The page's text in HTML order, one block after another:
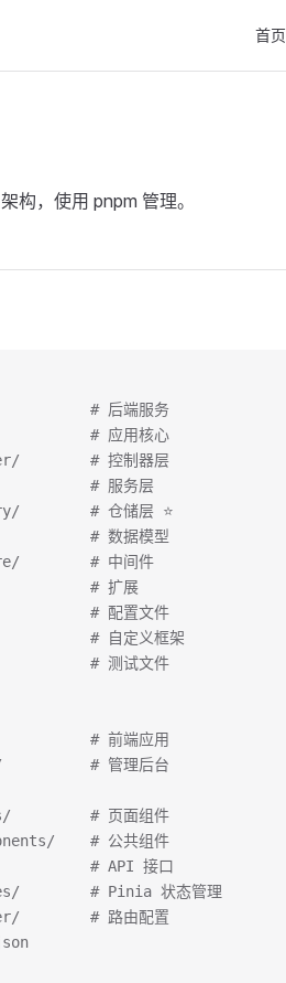
首页
构，使用 pnpm 管理。
# 后端服务
# 应用核心
# 控制器层
# 服务层
# 仓储层 ⭐
# 数据模型
# 中间件
# 扩展
# 配置文件
# 自定义框架
# 测试文件
# 前端应用
# 管理后台
# 页面组件
# 公共组件
# API 接口
# Pinia 状态管理
# 路由配置